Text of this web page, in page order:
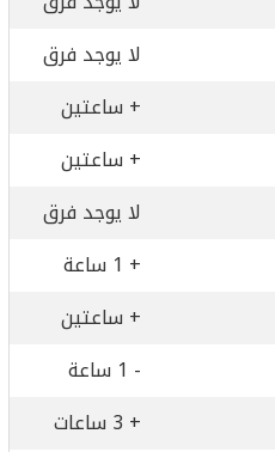
لا يوجد فرق
+ ساعتين
+ ساعتين
لا يوجد فرق
+ 1 ساعة
+ ساعتين
- 1 ساعة
+ 3 ساعات